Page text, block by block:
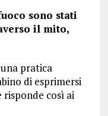
sono stati
il mito,
pratica
di esprimersi
così ai